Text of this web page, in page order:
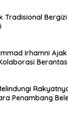
Tradisional
Irhamni
Rakyatnya*
Penambang